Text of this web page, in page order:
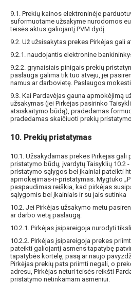
9.1. Prekių kainos elektroninėje
suformuotame užsakyme nurodomos
teisės aktus galiojantį PVM dydį.
9.2. Už užsisakytas prekes Pirkėjas gali
9.2.1. naudojantis elektronine
9.2.2. grynaisiais pinigais prekių
paslauga galima tik tuo atveju, jei
namus ar darbovietę. Paslaugos
9.3. Kai Pardavėjas gauna apmokėjimą
užsakymas (jei Pirkėjas pasirinko
atsiskaitymo būdą), pradedamas
pradedamas skaičiuoti prekių
10. Prekių pristatymas
10.1. Užsakydamas prekes Pirkėjas gali
pristatymo būdų, įvardytų Taisyklių 10.2
pristatymo sąlygos bei įkainiai pateikti
apmokejimas-ir-pristatymas. Mygtuko
paspaudimas reiškia, kad pirkėjas
sąlygomis bei įkainiais ir su jais sutinka
10.2. Jei Pirkėjas užsakymo metu
ar darbo vietą paslaugą:
10.2.1. Pirkėjas įsipareigoja nurodyti
10.2.2. Pirkėjas įsipareigoja prekes
pateikti galiojantį asmens tapatybę
tapatybės kortelę, pasą ar naujo
Pirkėjas prekių pats priimti negali, o
adresu, Pirkėjas neturi teisės reikšti
pristatymo netinkamam asmeniui.
NUOLAIDA TAU!
Gauk-10%* nuolaidos kodą
prekių) bei nepraleisk kitų
Prenumeruok mūsų naujienlaiškį
powders, Maxxwin, Power system.
nuolaidos nesumuojamos.